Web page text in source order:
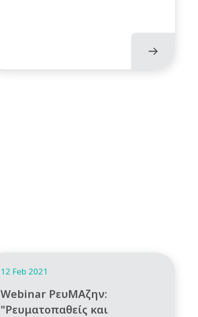
12 Feb 2021
Webinar ΡευΜΑζην:
"Ρευματοπαθείς και